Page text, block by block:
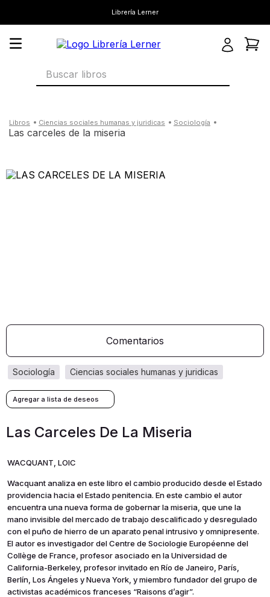
Librería Lerner
Buscar libros
ciencias sociales humanas y juridicas sociología
las carceles de la miseria
Comentarios
ciencias sociales humanas y juridicas
sociología
Las Carceles De La Miseria
WACQUANT, LOIC
Wacquant analiza en este libro el cambio producido desde el Estado
providencia hacia el Estado penitencia. En este cambio el autor
encuentra una nueva forma de gobernar la miseria, que une la
mano invisible del mercado de trabajo descalificado y desregulado
con el puño de hierro de un aparato penal intrusivo y omnipresente.
El autor es investigador del Centre de Sociologie Européenne del
Collège de France, profesor asociado en la Universidad de
California-Berkeley, profesor invitado en Río de Janeiro, París,
Berlín, Los Ángeles y Nueva York, y miembro fundador del grupo de
activistas académicos franceses “Raisons d’agir”.